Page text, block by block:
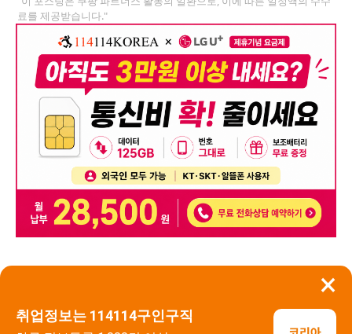
×
취업정보는 114114구인구직
료를 제공받습니다."